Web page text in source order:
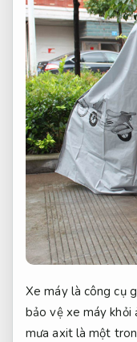
Xe máy là công cụ
bảo vệ xe máy khỏi
mưa axit là một